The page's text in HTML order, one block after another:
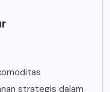
strategis dalam